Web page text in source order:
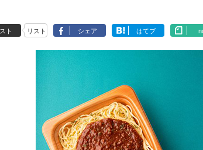
ト リスト シェア はてブ